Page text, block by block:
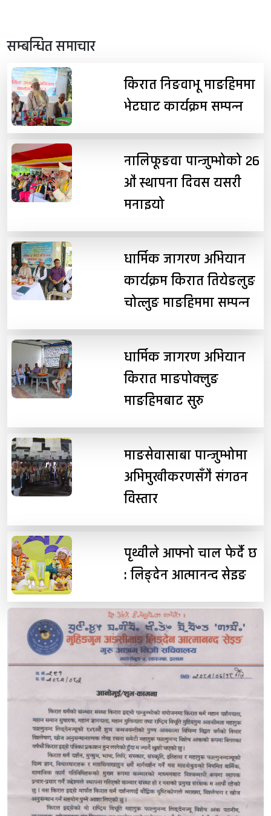
सम्बन्धित समाचार
किरात निङवाभू माङहिममा
भेटघाट कार्यक्रम सम्पन्न
नालिफूङवा पान्जुम्भोको २६
औं स्थापना दिवस यसरी
मनाइयो
धार्मिक जागरण अभियान
कार्यक्रम किरात तियेङलुङ
चोत्लुङ माङहिममा सम्पन्न
धार्मिक जागरण अभियान
किरात माङपोक्लुङ
माङहिमबाट सुरु
माङसेवासाबा पान्जुम्भोमा
अभिमुखीकरणसँगै संगठन
विस्तार
पृथ्वीले आफ्नो चाल फेर्दै छ
: लिङ्देन आत्मानन्द सेइङ